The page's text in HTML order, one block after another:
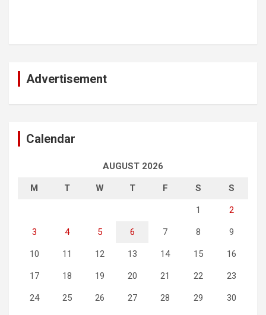
Advertisement
Calendar
AUGUST 2026
M T W T F S S
1 2
3 4 5 6 7 8 9
10 11 12 13 14 15 16
17 18 19 20 21 22 23
24 25 26 27 28 29 30